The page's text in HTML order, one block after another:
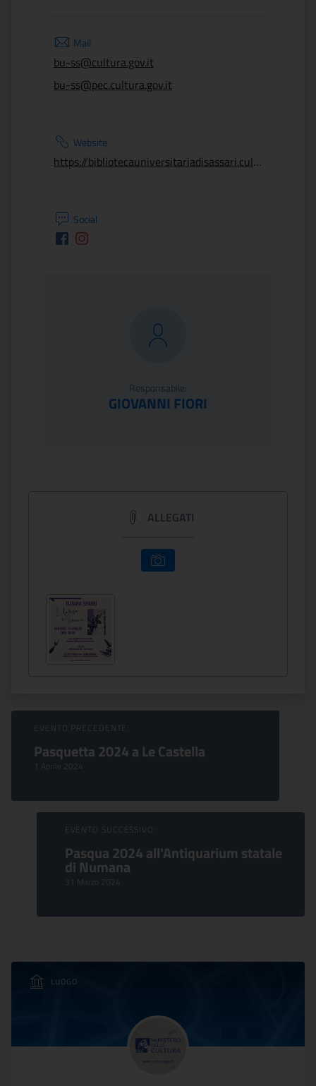
Mail
bu-ss@cultura.gov.it
bu-ss@pec.cultura.gov.it
Website
https://bibliotecauniversitariadisassari.cultura.gov.it/
Social
FacebookInstagram
Responsabile:
GIOVANNI FIORI
ALLEGATI
Sfoglia Eventi
EVENTO PRECEDENTE:
Pasquetta 2024 a Le Castella
1 Aprile 2024
EVENTO SUCCESSIVO:
Pasqua 2024 all'Antiquarium statale
di Numana
31 Marzo 2024
LUOGO